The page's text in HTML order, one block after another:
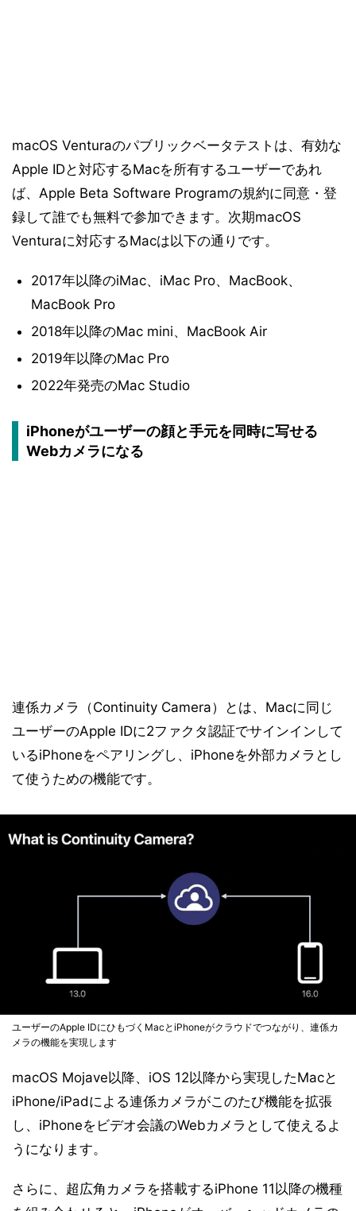
macOS Venturaのパブリックベータテストは、有効な
Apple IDと対応するMacを所有するユーザーであれ
ば、Apple Beta Software Programの規約に同意・登
録して誰でも無料で参加できます。次期macOS
Venturaに対応するMacは以下の通りです。
2017年以降のiMac、iMac Pro、MacBook、
MacBook Pro
2018年以降のMac mini、MacBook Air
2019年以降のMac Pro
2022年発売のMac Studio
iPhoneがユーザーの顔と手元を同時に写せる
Webカメラになる
連係カメラ（Continuity Camera）とは、Macに同じ
ユーザーのApple IDに2ファクタ認証でサインインして
いるiPhoneをペアリングし、iPhoneを外部カメラとし
て使うための機能です。
ユーザーのApple IDにひもづくMacとiPhoneがクラウドでつながり、連係カ
メラの機能を実現します
macOS Mojave以降、iOS 12以降から実現したMacと
iPhone/iPadによる連係カメラがこのたび機能を拡張
し、iPhoneをビデオ会議のWebカメラとして使えるよ
うになります。
さらに、超広角カメラを搭載するiPhone 11以降の機種